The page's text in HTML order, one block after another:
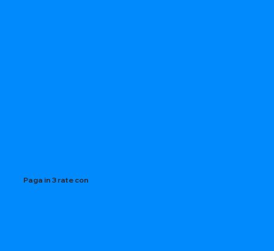
Paga in 3 rate con